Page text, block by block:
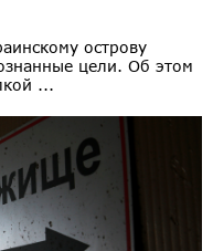
острову
цели. Об этом
...